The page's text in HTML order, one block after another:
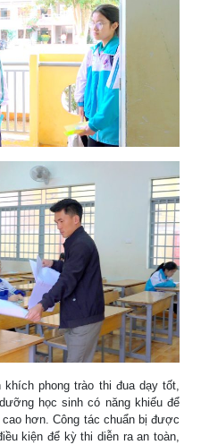
phong trào thi đua dạy tốt,
học sinh có năng khiếu để
hơn. Công tác chuẩn bị được
kiện để kỳ thi diễn ra an toàn,